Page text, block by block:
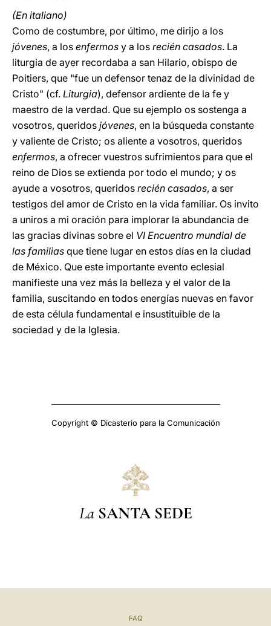
(En italiano)
Como de costumbre, por último, me dirijo a los
jóvenes, a los enfermos y a los recién casados. La
liturgia de ayer recordaba a san Hilario, obispo de
Poitiers, que "fue un defensor tenaz de la divinidad de
Cristo" (cf. Liturgia), defensor ardiente de la fe y
maestro de la verdad. Que su ejemplo os sostenga a
vosotros, queridos jóvenes, en la búsqueda constante
y valiente de Cristo; os aliente a vosotros, queridos
enfermos, a ofrecer vuestros sufrimientos para que el
reino de Dios se extienda por todo el mundo; y os
ayude a vosotros, queridos recién casados, a ser
testigos del amor de Cristo en la vida familiar. Os invito
a uniros a mi oración para implorar la abundancia de
las gracias divinas sobre el VI Encuentro mundial de
las familias que tiene lugar en estos días en la ciudad
de México. Que este importante evento eclesial
manifieste una vez más la belleza y el valor de la
familia, suscitando en todos energías nuevas en favor
de esta célula fundamental e insustituible de la
sociedad y de la Iglesia.
Copyright © Dicasterio para la Comunicación
La SANTA SEDE
FAQ